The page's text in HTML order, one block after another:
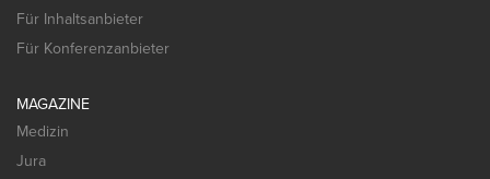
Für Inhaltsanbieter
Für Konferenzanbieter
MAGAZINE
Medizin
Jura